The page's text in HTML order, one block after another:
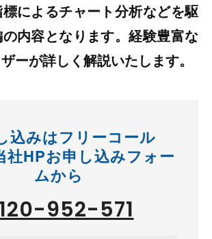
によるチャート分析などを駆
内容となります。経験豊富な
ーが詳しく解説いたします。
込みはフリーコール
社HPお申し込みフォー
ムから
952-571